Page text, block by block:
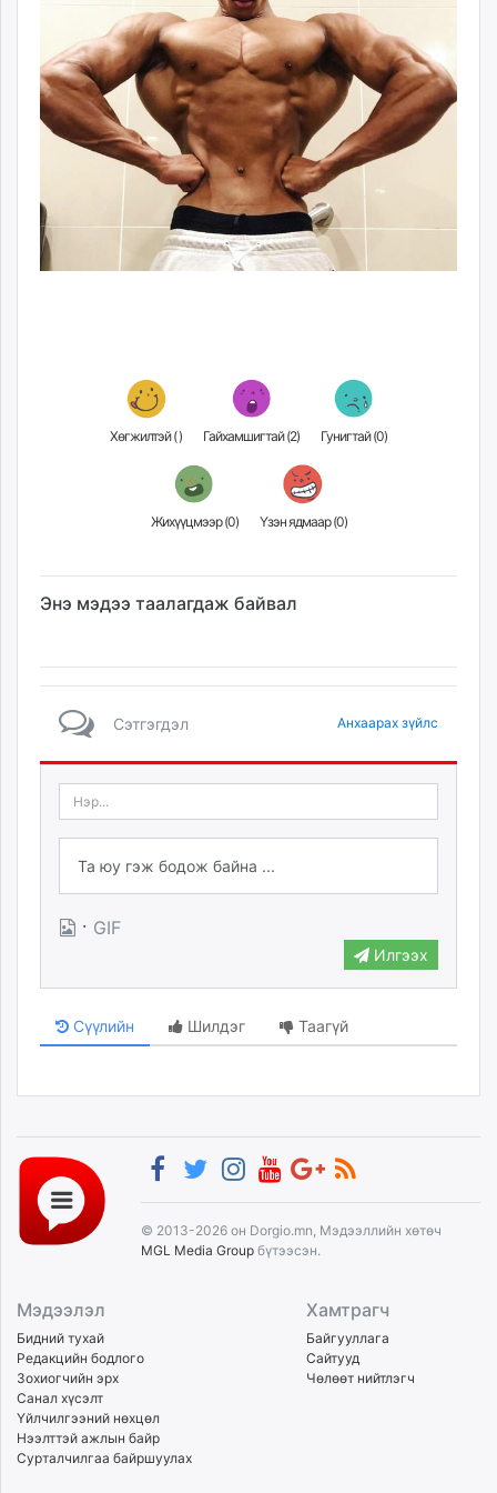
Хөгжилтэй () Гайхамшигтай (2) Гунигтай (0)
Жихүүцмээр (0) Үзэн ядмаар (0)
Энэ мэдээ таалагдаж байвал
Сэтгэгдэл Анхаарах зүйлс
· GIF
Илгээх
Сүүлийн Шилдэг Таагүй
© 2013-2026 он Dorgio.mn, Мэдээллийн хөтөч
MGL Media Group бүтээсэн.
Мэдээлэл
Бидний тухай
Редакцийн бодлого
Зохиогчийн эрх
Санал хүсэлт
Үйлчилгээний нөхцөл
Нээлттэй ажлын байр
Сурталчилгаа байршуулах
Хамтрагч
Байгууллага
Сайтууд
Чөлөөт нийтлэгч